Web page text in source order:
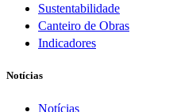
Sustentabilidade
Canteiro de Obras
Indicadores
Notícias
Notícias